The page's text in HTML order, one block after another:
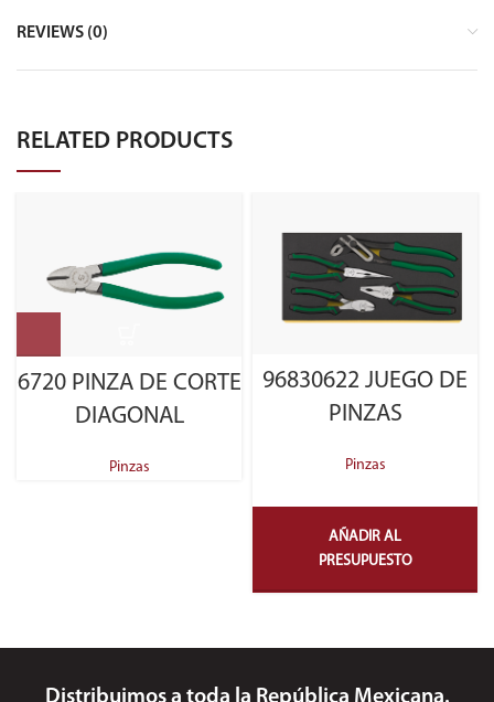
REVIEWS (0)
RELATED PRODUCTS
6720 PINZA DE CORTE
DIAGONAL
Pinzas
96830622 JUEGO DE
PINZAS
Pinzas
AÑADIR AL
PRESUPUESTO
Distribuimos a toda la República Mexicana.